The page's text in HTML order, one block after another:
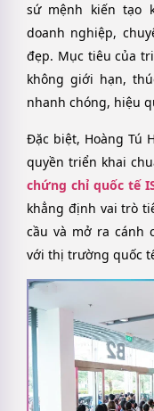
sứ mệnh kiến tạo
doanh nghiệp,
đẹp. Mục tiêu của
không giới hạn,
nhanh chóng, hiệu
Đặc biệt, Hoàng Tú
quyền triển khai
chứng chỉ quốc tế
khẳng định vai trò
cầu và mở ra cánh
với thị trường quốc